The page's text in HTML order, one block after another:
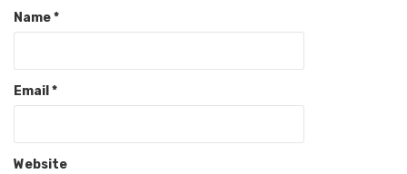
Name*
Email *
Website